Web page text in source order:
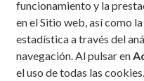
funcionamiento y la
en el Sitio web, así como
estadística a través del
navegación. Al pulsar en
el uso de todas las
Si conoces algún
interesante
puedes enviárnoslo